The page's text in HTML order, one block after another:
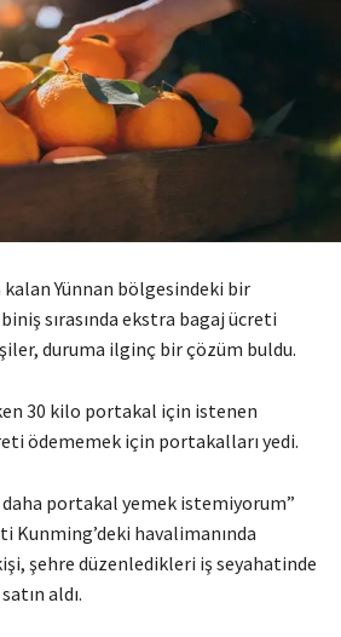
kalan Yünnan bölgesindeki bir
sırasında ekstra bagaj ücreti
duruma ilginç bir çözüm buldu.
30 kilo portakal için istenen
ödememek için portakalları yedi.
portakal yemek istemiyorum”
Kunming’deki havalimanında
şehre düzenledikleri iş seyahatinde
aldı.